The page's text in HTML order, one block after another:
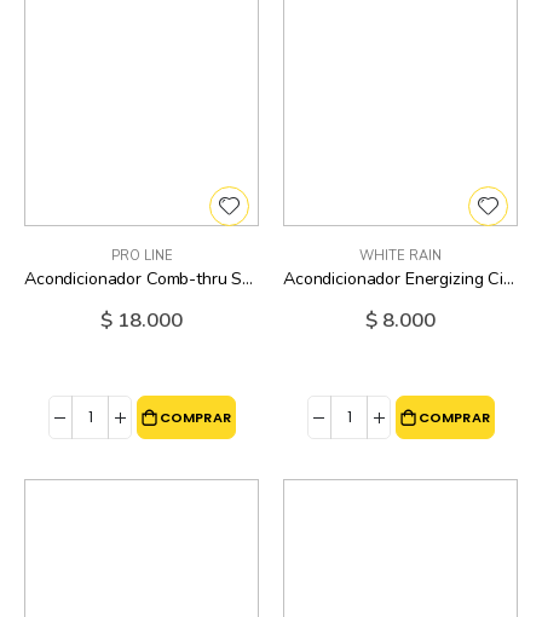
PRO LINE
Acondicionador Comb-thru Softener Proline - 10 Oz
$ 18.000
COMPRAR
WHITE RAIN
Acondicionador Energizing Citrus White Rain - 18 Oz
$ 8.000
COMPRAR